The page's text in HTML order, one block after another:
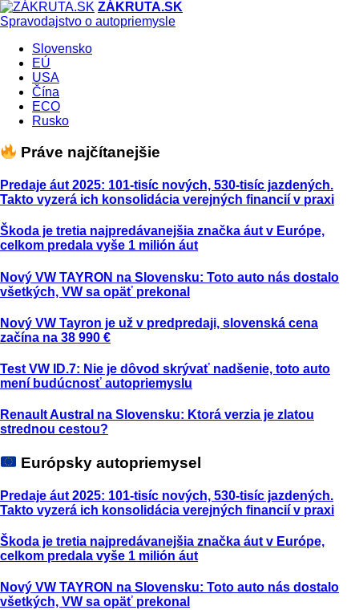
ZÁKRUTA.SK
Spravodajstvo o autopriemysle
Slovensko
EÚ
USA
Čína
ECO
Rusko
Práve najčítanejšie
Predaje áut 2025: 101-tisíc nových, 530-tisíc jazdených.
Takto vyzerá ich konsolidácia verejných financií v praxi
Škoda je tretia najpredávanejšia značka áut v Európe,
celkom predala vyše 1 milión áut
Nový VW TAYRON na Slovensku: Toto auto nás dostalo
všetkých, VW sa opäť prekonal
Nový VW Tayron je už v predpredaji, slovenská cena
začína na 38 990 €
Test VW ID.7: Nie je dôvod skrývať nadšenie, toto auto
mení budúcnosť autopriemyslu
Renault Austral na Slovensku: Ktorá verzia je zlatou
strednou cestou?
Európsky autopriemysel
Predaje áut 2025: 101-tisíc nových, 530-tisíc jazdených.
Takto vyzerá ich konsolidácia verejných financií v praxi
Škoda je tretia najpredávanejšia značka áut v Európe,
celkom predala vyše 1 milión áut
Nový VW TAYRON na Slovensku: Toto auto nás dostalo
všetkých, VW sa opäť prekonal